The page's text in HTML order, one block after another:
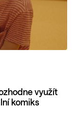
využít
komiks